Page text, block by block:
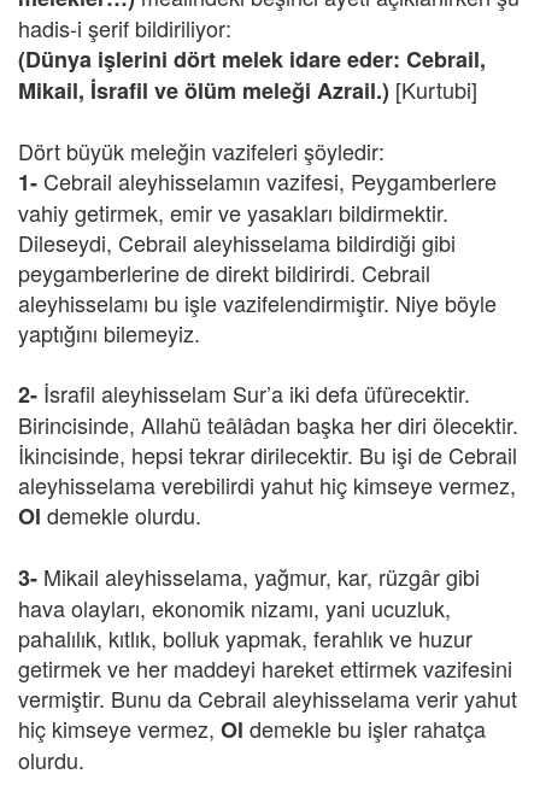
hadis-i şerif bildiriliyor:
(Dünya işlerini dört melek idare eder: Cebrail,
Mikail, İsrafil ve ölüm meleği Azrail.) [Kurtubi]
Dört büyük meleğin vazifeleri şöyledir:
1- Cebrail aleyhisselamın vazifesi, Peygamberlere
vahiy getirmek, emir ve yasakları bildirmektir.
Dileseydi, Cebrail aleyhisselama bildirdiği gibi
peygamberlerine de direkt bildirirdi. Cebrail
aleyhisselamı bu işle vazifelendirmiştir. Niye böyle
yaptığını bilemeyiz.
2- İsrafil aleyhisselam Sur’a iki defa üfürecektir.
Birincisinde, Allahü teâlâdan başka her diri ölecektir.
İkincisinde, hepsi tekrar dirilecektir. Bu işi de Cebrail
aleyhisselama verebilirdi yahut hiç kimseye vermez,
Ol demekle olurdu.
3- Mikail aleyhisselama, yağmur, kar, rüzgâr gibi
hava olayları, ekonomik nizamı, yani ucuzluk,
pahalılık, kıtlık, bolluk yapmak, ferahlık ve huzur
getirmek ve her maddeyi hareket ettirmek vazifesini
vermiştir. Bunu da Cebrail aleyhisselama verir yahut
hiç kimseye vermez, Ol demekle bu işler rahatça
olurdu.